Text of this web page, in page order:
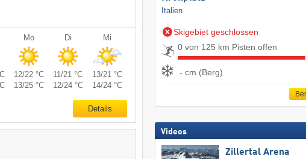
Mo Di Mi
12/22 °C 11/21 °C
13/21 °C
13/25 °C 12/24 °C 14/24 °C
Details
Italien
Skigebiet geschlossen
0 von 125 km Pisten offen
- cm (Berg)
Videos
Zillertal Arena